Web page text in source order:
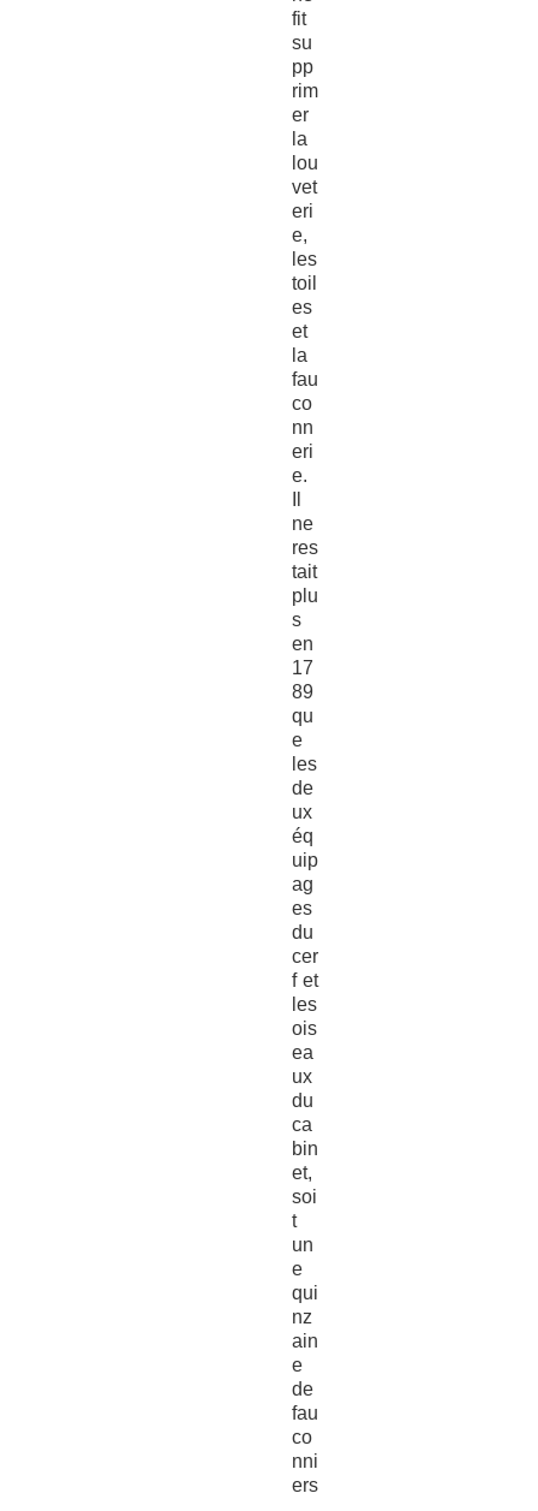
fit
su
pp
rim
er
la
lou
vet
eri
e,
les
toil
es
et
la
fau
co
nn
eri
e.
ne
res
tait
plu
s
en
17
89
qu
e
les
de
ux
éq
uip
ag
es
du
cer
f et
les
ois
ea
ux
du
ca
bin
et,
soi
t
un
e
qui
nz
ain
e
de
fau
co
nni
ers